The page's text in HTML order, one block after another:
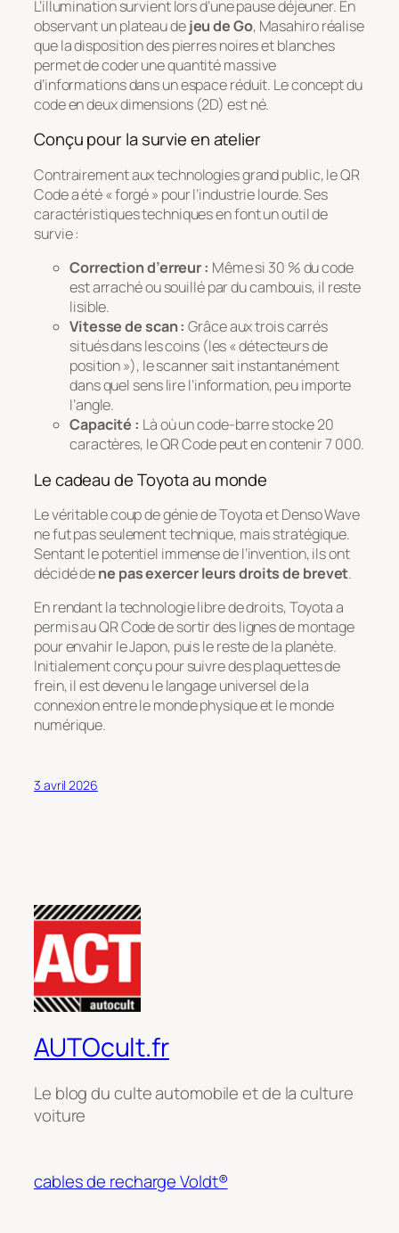
L’illumination survient lors d’une pause déjeuner. En
observant un plateau dejeu de Go, Masahiro réalise
que la disposition des pierres noires et blanches
permet de coder une quantité massive
d’informations dans un espace réduit. Le concept du
code en deux dimensions (2D) est né.
Conçu pour la survie en atelier
Contrairement aux technologies grand public, le QR
Code a été « forgé » pour l’industrie lourde. Ses
caractéristiques techniques en font un outil de
survie :
Correction d’erreur : Même si 30 % du code
est arraché ou souillé par du cambouis, il reste
lisible.
Vitesse de scan : Grâce aux trois carrés
situés dans les coins (les « détecteurs de
position »), le scanner sait instantanément
dans quel sens lire l’information, peu importe
l’angle.
Capacité : Là où un code-barre stocke 20
caractères, le QR Code peut en contenir 7 000.
Le cadeau de Toyota au monde
Le véritable coup de génie de Toyota et Denso Wave
ne fut pas seulement technique, mais stratégique.
Sentant le potentiel immense de l’invention, ils ont
décidé dene pas exercer leurs droits de brevet.
En rendant la technologie libre de droits, Toyota a
permis au QR Code de sortir des lignes de montage
pour envahir le Japon, puis le reste de la planète.
Initialement conçu pour suivre des plaquettes de
frein, il est devenu le langage universel de la
connexion entre le monde physique et le monde
numérique.
3 avril 2026
AUTOcult.fr
Le blog du culte automobile et de la culture
voiture
cables de recharge Voldt®